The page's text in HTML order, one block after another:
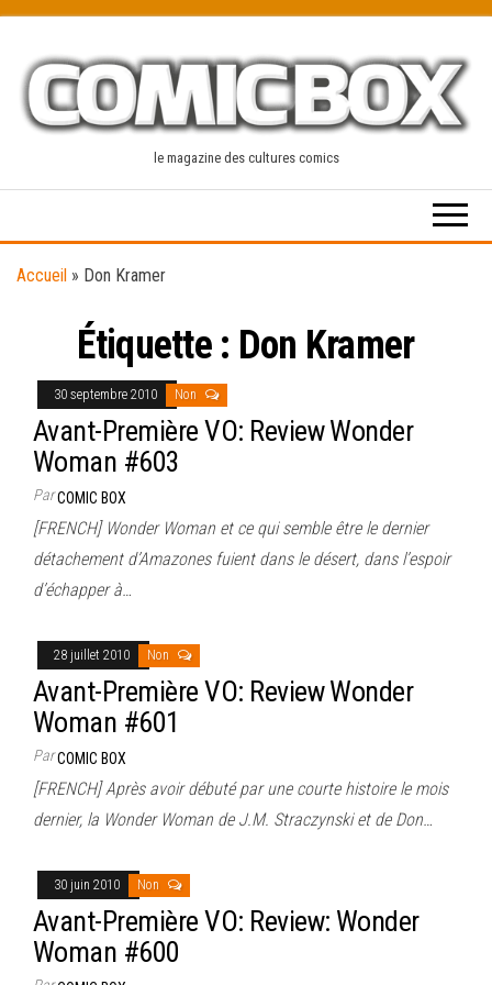
content
le magazine des cultures comics
Accueil » Don Kramer
Étiquette : Don Kramer
30 septembre 2010 Non
Avant-Première VO: Review Wonder
Woman #603
ParCOMIC BOX
[FRENCH] Wonder Woman et ce qui semble être le dernier
détachement d’Amazones fuient dans le désert, dans l’espoir
d’échapper à…
28 juillet 2010 Non
Avant-Première VO: Review Wonder
Woman #601
ParCOMIC BOX
[FRENCH] Après avoir débuté par une courte histoire le mois
dernier, la Wonder Woman de J.M. Straczynski et de Don…
30 juin 2010 Non
Avant-Première VO: Review: Wonder
Woman #600